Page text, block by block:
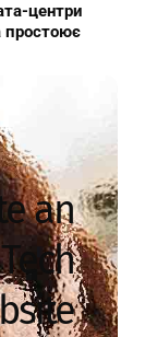
центри
простоює
an